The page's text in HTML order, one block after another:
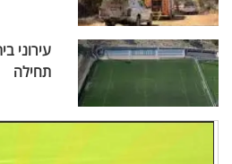
עירוני
תחילה